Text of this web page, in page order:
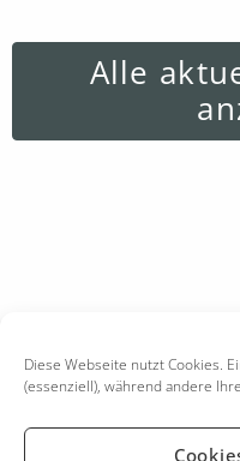
Diese Webseite nutzt Cookies.
(essenziell), während andere
Alle